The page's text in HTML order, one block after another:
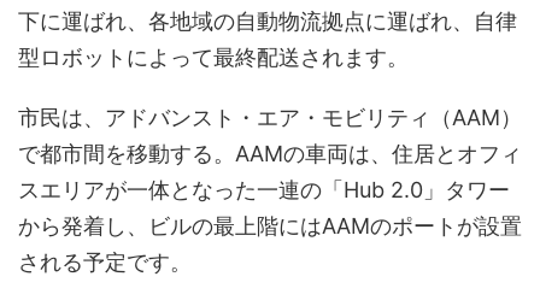
下に運ばれ、各地域の自動物流拠点に運ばれ、自律
型ロボットによって最終配送されます。
市民は、アドバンスト・エア・モビリティ（AAM）
で都市間を移動する。AAMの車両は、住居とオフィ
スエリアが一体となった一連の「Hub 2.0」タワー
から発着し、ビルの最上階にはAAMのポートが設置
される予定です。